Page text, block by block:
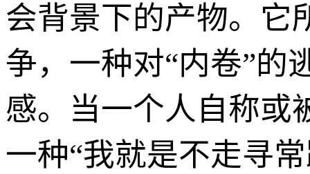
会背景下的产物。它
争，一种对“内卷”的
感。当一个人自称或
一种“我就是不走寻